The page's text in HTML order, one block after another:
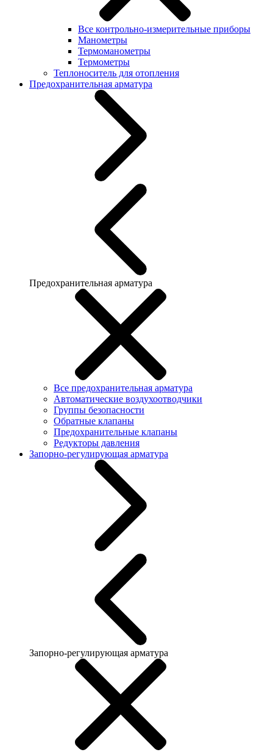
Все контрольно-измерительные приборы
Манометры
Термоманометры
Термометры
Теплоноситель для отопления
Предохранительная арматура
Предохранительная арматура
Все предохранительная арматура
Автоматические воздухоотводчики
Группы безопасности
Обратные клапаны
Предохранительные клапаны
Редукторы давления
Запорно-регулирующая арматура
Запорно-регулирующая арматура